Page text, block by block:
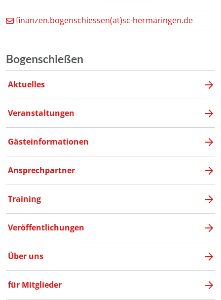
finanzen.bogenschiessen(at)sc-hermaringen.de
Bogenschießen
Aktuelles
Veranstaltungen
Gästeinformationen
Ansprechpartner
Training
Veröffentlichungen
Über uns
für Mitglieder